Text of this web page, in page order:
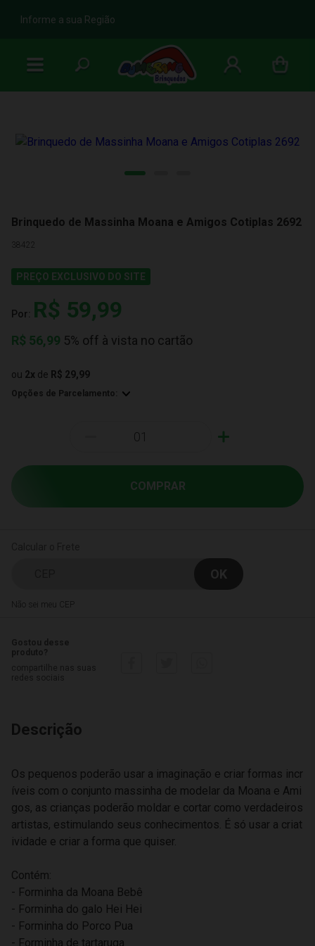
b
Informe a sua Região
Brinquedo de Massinha Moana e Amigos Cotiplas 2692
38422
PREÇO EXCLUSIVO DO SITE
Por: R$ 59,99
R$ 56,99 5% off à vista no cartão
ou 2x de R$ 29,99
Opções de Parcelamento:
+
COMPRAR
Não sei meu CEP
Descrição
Os pequenos poderão usar a imaginação e criar formas incr
íveis com o conjunto massinha de modelar da Moana e Ami
gos, as crianças poderão moldar e cortar como verdadeiros
artistas, estimulando seus conhecimentos. É só usar a criat
ividade e criar a forma que quiser.
Contém:
- Forminha da Moana Bebê
- Forminha do galo Hei Hei
- Forminha do Porco Pua
- Forminha de tartaruga